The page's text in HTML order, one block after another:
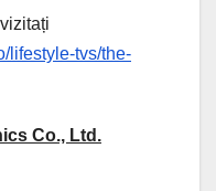
lifestyle-tvs/the-
Co., Ltd.